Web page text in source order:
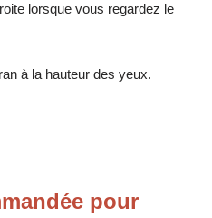
lorsque vous regardez le
à la hauteur des yeux.
pour